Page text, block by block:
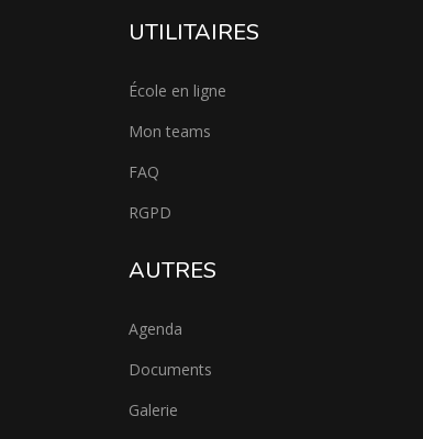
UTILITAIRES
École en ligne
Mon teams
FAQ
RGPD
AUTRES
Agenda
Documents
Galerie